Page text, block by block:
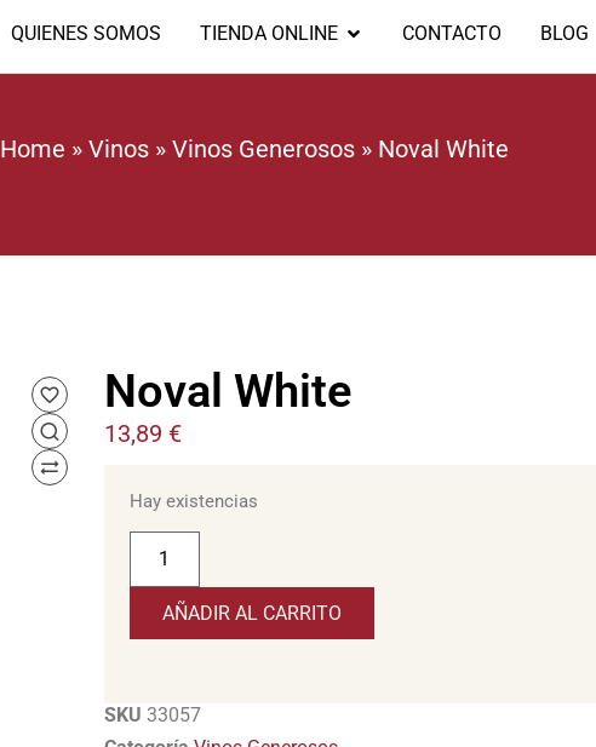
QUIENES SOMOS TIENDA ONLINE CONTACTO BLOG
Home » Vinos » Vinos Generosos » Noval White
Noval White
13,89 €
Hay existencias
AÑADIR AL CARRITO
SKU 33057